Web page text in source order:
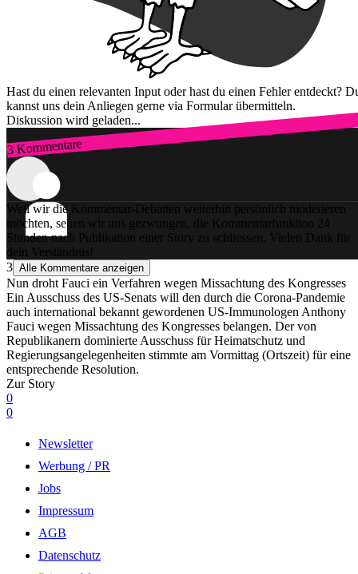
Hast du einen relevanten Input oder hast du einen Fehler entdeckt?
kannst uns dein Anliegen gerne via Formular übermitteln.
Diskussion wird geladen...
3 Kommentare
Zum Login
Weil wir die Kommentar-Debatten weiterhin persönlich moderieren
möchten, sehen wir uns gezwungen, die Kommentarfunktion 24
Stunden nach Publikation einer Story zu schliessen. Vielen Dank für
dein Verständnis!
3 Alle Kommentare anzeigen
Nun droht Fauci ein Verfahren wegen Missachtung des Kongresses
Ein Ausschuss des US-Senats will den durch die Corona-Pandemie
auch international bekannt gewordenen US-Immunologen Anthony
Fauci wegen Missachtung des Kongresses belangen. Der von
Republikanern dominierte Ausschuss für Heimatschutz und
Regierungsangelegenheiten stimmte am Vormittag (Ortszeit) für eine
entsprechende Resolution.
Zur Story
0
0
Newsletter
Werbung / PR
Jobs
Impressum
AGB
Datenschutz